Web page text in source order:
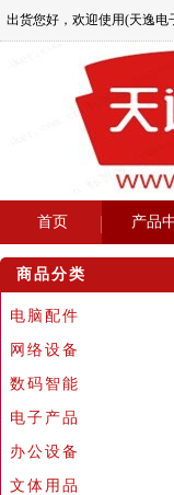
出货您好，欢迎使用(天逸电
首页 产品
商品分类
电脑配件
网络设备
数码智能
电子产品
办公设备
文体用品